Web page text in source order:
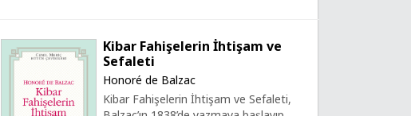
Kibar Fahişelerin İhtişam ve
Sefaleti
Honoré de Balzac
Kibar Fahişelerin İhtişam ve Sefaleti,